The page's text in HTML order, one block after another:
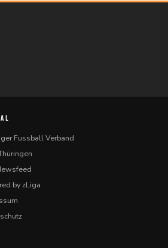
Fussball Verband
by zLiga